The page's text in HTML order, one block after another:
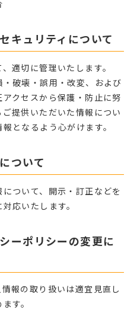
キュリティについて
適切に管理いたします。
破壊・誤用・改変、および
クセスから保護・防止に努
提供いただいた情報につい
となるよう心がけます。
ついて
ついて、開示・訂正などを
応いたします。
ーポリシーの変更に
報の取り扱いは適宜見直し
す。